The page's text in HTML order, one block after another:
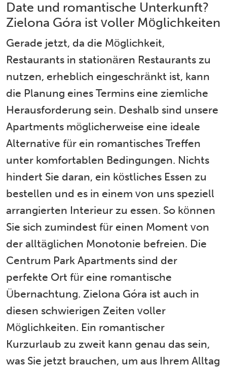
Date und romantische Unterkunft?
Zielona Góra ist voller Möglichkeiten
Gerade jetzt, da die Möglichkeit,
Restaurants in stationären Restaurants zu
nutzen, erheblich eingeschränkt ist, kann
die Planung eines Termins eine ziemliche
Herausforderung sein. Deshalb sind unsere
Apartments möglicherweise eine ideale
Alternative für ein romantisches Treffen
unter komfortablen Bedingungen. Nichts
hindert Sie daran, ein köstliches Essen zu
bestellen und es in einem von uns speziell
arrangierten Interieur zu essen. So können
Sie sich zumindest für einen Moment von
der alltäglichen Monotonie befreien. Die
Centrum Park Apartments sind der
perfekte Ort für eine romantische
Übernachtung. Zielona Góra ist auch in
diesen schwierigen Zeiten voller
Möglichkeiten. Ein romantischer
Kurzurlaub zu zweit kann genau das sein,
was Sie jetzt brauchen, um aus Ihrem Alltag